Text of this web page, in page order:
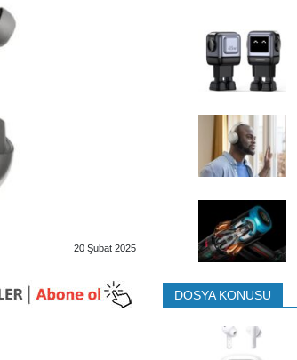
20 Şubat 2025
DOSYA KONUSU